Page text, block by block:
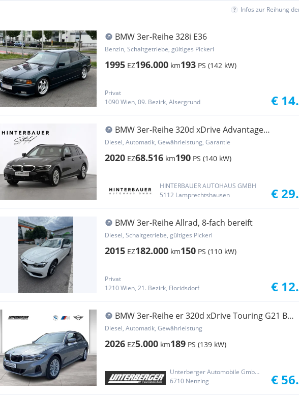
Infos zur Reihung
BMW 3er-Reihe 328i E36
Benzin, Schaltgetriebe, gültiges Pickerl
1995 EZ196.000 km193 PS (142 kW)
Privat
1090 Wien, 09. Bezirk, Alsergrund
€
BMW 3er-Reihe 320d xDrive Advantage
*HEADUP*LASERLICHT*
Diesel, Automatik, Gewährleistung, Garantie
2020 EZ68.516 km190 PS (140 kW)
HINTERBAUER AUTOHAUS GMBH
5112 Lamprechtshausen
€
BMW 3er-Reihe Allrad, 8-fach bereift
Diesel, Schaltgetriebe, gültiges Pickerl
2015 EZ182.000 km150 PS (110 kW)
Privat
1210 Wien, 21. Bezirk, Floridsdorf
€
BMW 3er-Reihe er 320d xDrive Touring G21 B47
Head-Up
Diesel, Automatik, Gewährleistung
2026 EZ5.000 km189 PS (139 kW)
Unterberger Automobile GmbH & Co KG
6710 Nenzing
€